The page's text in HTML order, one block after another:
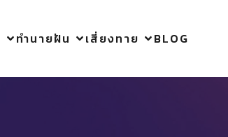
ทำนายฝัน เสี่ยงทาย BLOG